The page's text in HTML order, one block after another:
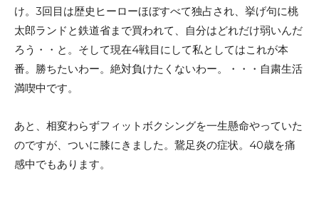
け。3回目は歴史ヒーローほぼすべて独占され、挙げ句に桃
太郎ランドと鉄道省まで買われて、自分はどれだけ弱いんだ
ろう・・と。そして現在4戦目にして私としてはこれが本
番。勝ちたいわー。絶対負けたくないわー。・・・自粛生活
満喫中です。
あと、相変わらずフィットボクシングを一生懸命やっていた
のですが、ついに膝にきました。鵞足炎の症状。40歳を痛
感中でもあります。